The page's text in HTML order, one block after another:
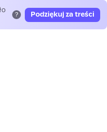
? Podziękuj za treści